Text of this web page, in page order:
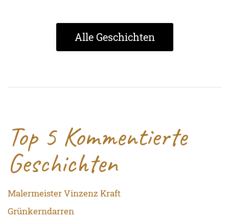
Alle Geschichten
Top 5 Kommentierte
Geschichten
Malermeister Vinzenz Kraft
Grünkerndarren